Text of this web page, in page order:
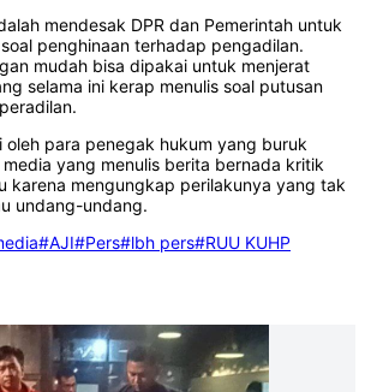
mendesak DPR dan Pemerintah untuk
penghinaan terhadap pengadilan.
mudah bisa dipakai untuk menjerat
selama ini kerap menulis soal putusan
oleh para penegak hukum yang buruk
yang menulis berita bernada kritik
karena mengungkap perilakunya yang tak
undang-undang.
#AJI#Pers#lbh pers#RUU KUHP